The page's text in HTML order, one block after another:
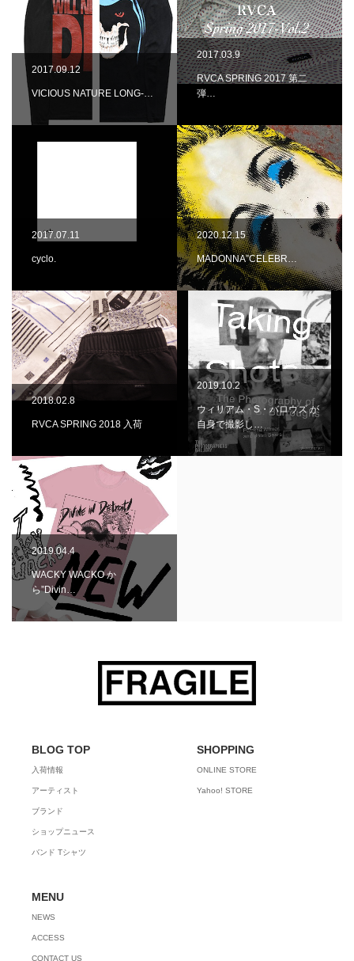
2017.09.12
VICIOUS NATURE LONG-…
2017.03.9
RVCA SPRING 2017 第二
弾…
2017.07.11
cyclo.
2020.12.15
MADONNA”CELEBR…
2018.02.8
RVCA SPRING 2018 入荷
2019.10.2
ウィリアム・S・バロウズ が
自身で撮影し…
2019.04.4
WACKY WACKO か
ら”Divin…
BLOG TOP
入荷情報
アーティスト
ブランド
ショップニュース
バンド Tシャツ
SHOPPING
ONLINE STORE
Yahoo! STORE
MENU
NEWS
ACCESS
CONTACT US